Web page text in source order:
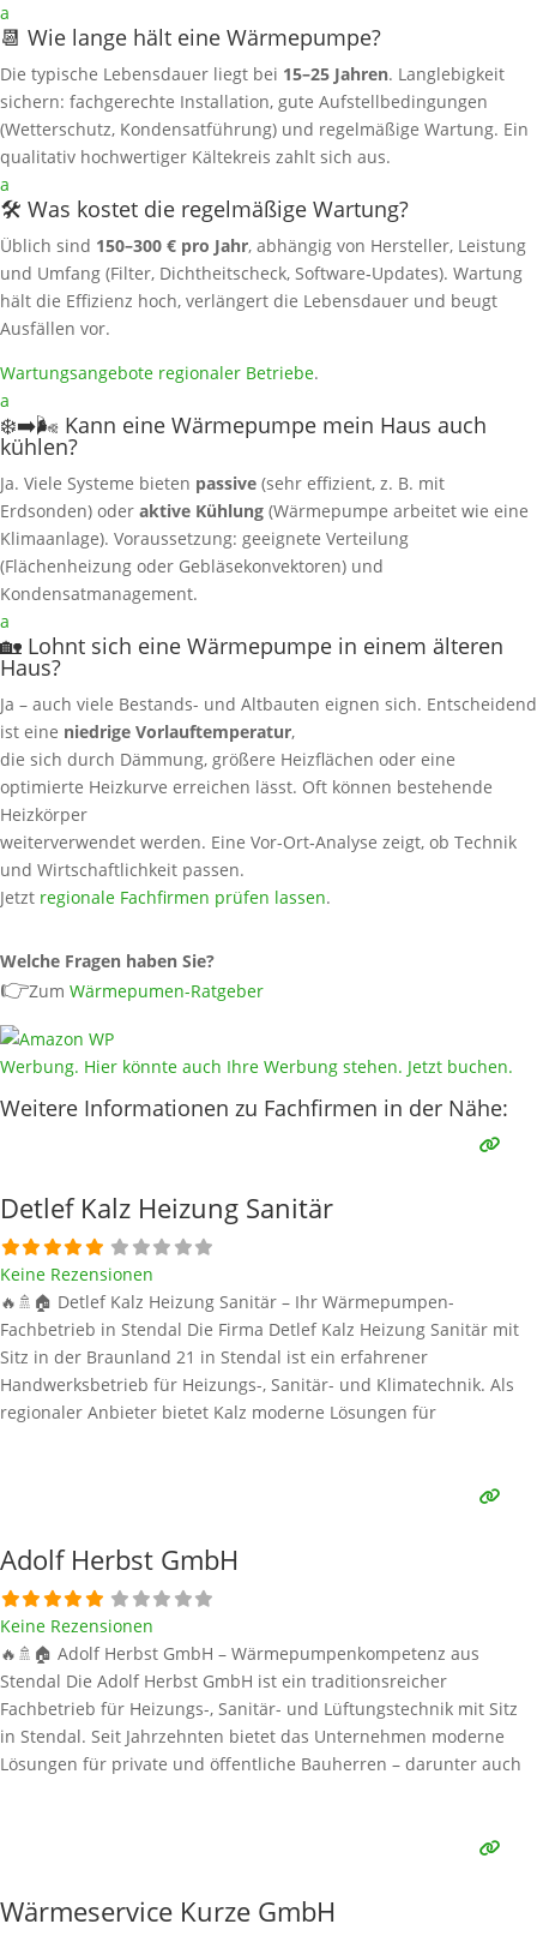
a
📆 Wie lange hält eine Wärmepumpe?
Die typische Lebensdauer liegt bei 15–25 Jahren. Langlebigkeit
sichern: fachgerechte Installation, gute Aufstellbedingungen
(Wetterschutz, Kondensatführung) und regelmäßige Wartung. Ein
qualitativ hochwertiger Kältekreis zahlt sich aus.
a
🛠️ Was kostet die regelmäßige Wartung?
Üblich sind 150–300 € pro Jahr, abhängig von Hersteller, Leistung
und Umfang (Filter, Dichtheitscheck, Software‑Updates). Wartung
hält die Effizienz hoch, verlängert die Lebensdauer und beugt
Ausfällen vor.
Wartungsangebote regionaler Betriebe.
a
❄️➡️🌬️ Kann eine Wärmepumpe mein Haus auch
kühlen?
Ja. Viele Systeme bieten passive (sehr effizient, z. B. mit
Erdsonden) oder aktive Kühlung (Wärmepumpe arbeitet wie eine
Klimaanlage). Voraussetzung: geeignete Verteilung
(Flächenheizung oder Gebläsekonvektoren) und
Kondensatmanagement.
a
🏡 Lohnt sich eine Wärmepumpe in einem älteren
Haus?
Ja – auch viele Bestands- und Altbauten eignen sich. Entscheidend
ist eine niedrige Vorlauftemperatur,
die sich durch Dämmung, größere Heizflächen oder eine
optimierte Heizkurve erreichen lässt. Oft können bestehende
Heizkörper
weiterverwendet werden. Eine Vor-Ort‑Analyse zeigt, ob Technik
und Wirtschaftlichkeit passen.
Jetzt regionale Fachfirmen prüfen lassen.
Welche Fragen haben Sie?
👉Zum Wärmepumen-Ratgeber
Werbung. Hier könnte auch Ihre Werbung stehen. Jetzt buchen.
Weitere Informationen zu Fachfirmen in der Nähe:
Detlef Kalz Heizung Sanitär
Keine Rezensionen
🔥🚿🏠 Detlef Kalz Heizung Sanitär – Ihr Wärmepumpen-
Fachbetrieb in Stendal Die Firma Detlef Kalz Heizung Sanitär mit
Sitz in der Braunland 21 in Stendal ist ein erfahrener
Handwerksbetrieb für Heizungs-, Sanitär- und Klimatechnik. Als
regionaler Anbieter bietet Kalz moderne Lösungen für
aus öffentlich verfügbaren Quellen. Wärmepumpen-Marken
Adolf Herbst GmbH
Keine Rezensionen
🔥🚿🏠 Adolf Herbst GmbH – Wärmepumpenkompetenz aus
Stendal Die Adolf Herbst GmbH ist ein traditionsreicher
Fachbetrieb für Heizungs-, Sanitär- und Lüftungstechnik mit Sitz
in Stendal. Seit Jahrzehnten bietet das Unternehmen moderne
Lösungen für private und öffentliche Bauherren – darunter auch
Quellen. Wärmepumpen-Marken und technische Daten bei Adolf
Wärmeservice Kurze GmbH